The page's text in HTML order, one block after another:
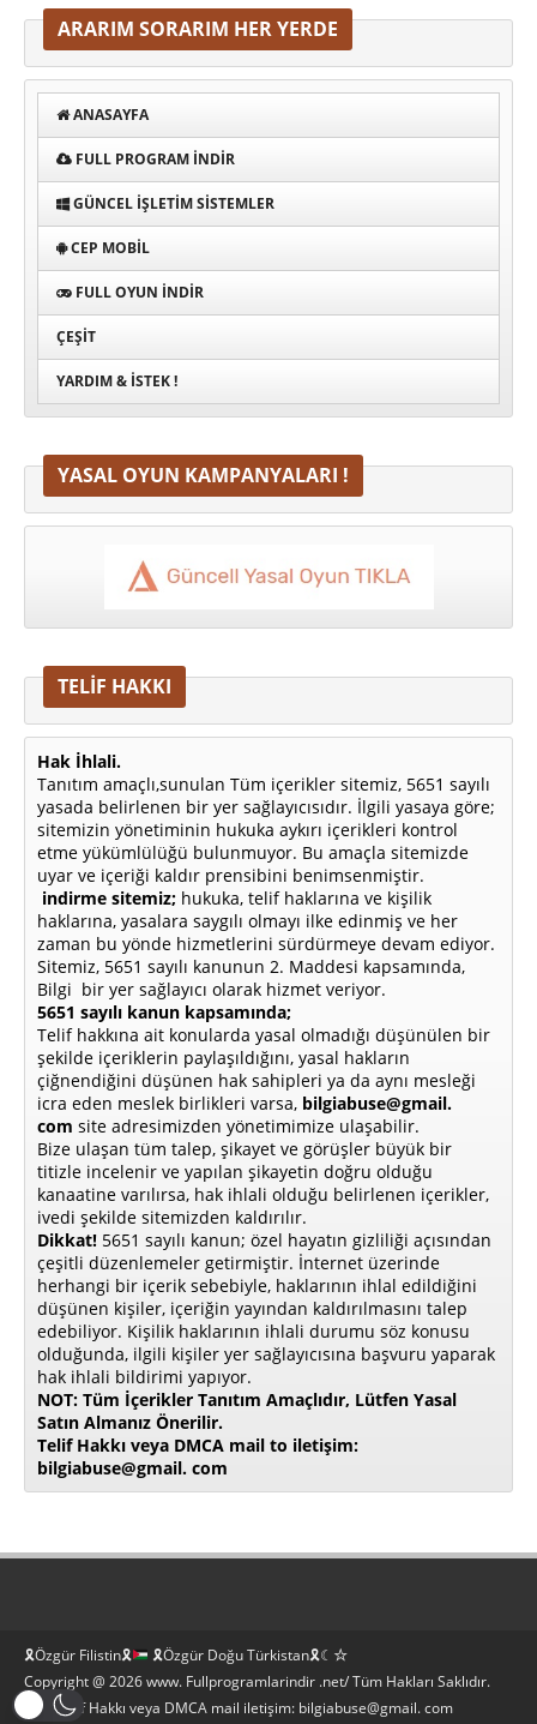
ARARIM SORARIM HER YERDE
ANASAYFA
FULL PROGRAM INDIR
GÜNCEL İŞLETIM SISTEMLER
CEP MOBIL
FULL OYUN İNDIR
ÇEŞIT
YARDIM & İSTEK !
YASAL OYUN KAMPANYALARI !
TELİF HAKKI
Hak İhlali.
Tanıtım amaçlı,sunulan Tüm içerikler sitemiz, 5651 sayılı
yasada belirlenen bir yer sağlayıcısıdır. İlgili yasaya göre;
sitemizin yönetiminin hukuka aykırı içerikleri kontrol
etme yükümlülüğü bulunmuyor. Bu amaçla sitemizde
uyar ve içeriği kaldır prensibini benimsenmiştir.
indirme sitemiz; hukuka, telif haklarına ve kişilik
haklarına, yasalara saygılı olmayı ilke edinmiş ve her
zaman bu yönde hizmetlerini sürdürmeye devam ediyor.
Sitemiz, 5651 sayılı kanunun 2. Maddesi kapsamında,
Bilgi bir yer sağlayıcı olarak hizmet veriyor.
5651 sayılı kanun kapsamında;
Telif hakkına ait konularda yasal olmadığı düşünülen bir
şekilde içeriklerin paylaşıldığını, yasal hakların
çiğnendiğini düşünen hak sahipleri ya da aynı mesleği
icra eden meslek birlikleri varsa, bilgiabuse@gmail.
com site adresimizden yönetimimize ulaşabilir.
Bize ulaşan tüm talep, şikayet ve görüşler büyük bir
titizle incelenir ve yapılan şikayetin doğru olduğu
kanaatine varılırsa, hak ihlali olduğu belirlenen içerikler,
ivedi şekilde sitemizden kaldırılır.
Dikkat! 5651 sayılı kanun; özel hayatın gizliliği açısından
çeşitli düzenlemeler getirmiştir. İnternet üzerinde
herhangi bir içerik sebebiyle, haklarının ihlal edildiğini
düşünen kişiler, içeriğin yayından kaldırılmasını talep
edebiliyor. Kişilik haklarının ihlali durumu söz konusu
olduğunda, ilgili kişiler yer sağlayıcısına başvuru yaparak
hak ihlali bildirimi yapıyor.
NOT: Tüm İçerikler Tanıtım Amaçlıdır, Lütfen Yasal
Satın Almanız Önerilir.
Telif Hakkı veya DMCA mail to iletişim:
bilgiabuse@gmail. com
🎗Özgür Filistin🎗
🎗Özgür Doğu Türkistan🎗☾☆
Copyright @ 2026 www. Fullprogramlarindir .net/ Tüm Hakları Saklıdır.
Bilgi Telif Hakkı veya DMCA mail iletişim: bilgiabuse@gmail. com